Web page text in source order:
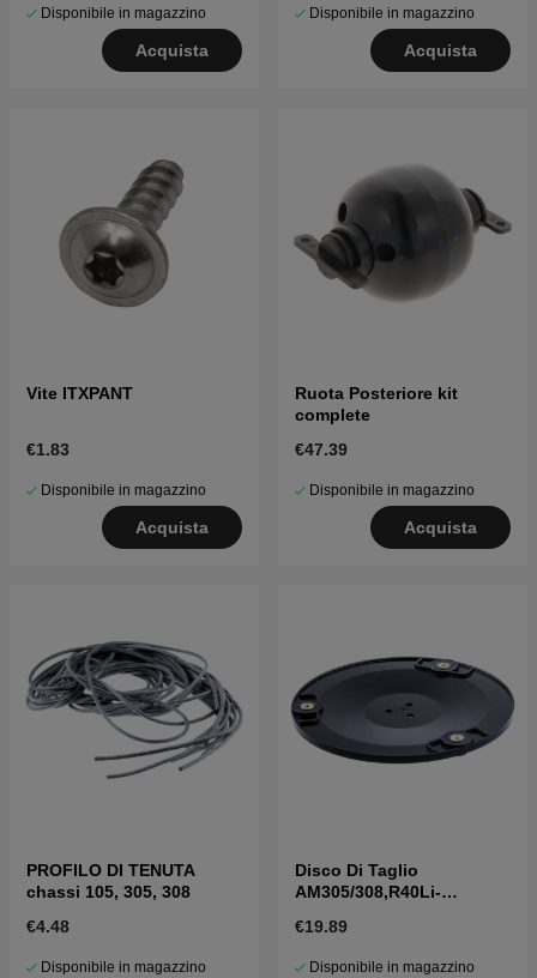
Disponibile in magazzino
Acquista
Disponibile in magazzino
Acquista
Vite ITXPANT
€1.83
Disponibile in magazzino
Acquista
Ruota Posteriore kit
complete
€47.39
Disponibile in magazzino
Acquista
PROFILO DI TENUTA
chassi 105, 305, 308
€4.48
Disponibile in magazzino
Disco Di Taglio
AM305/308,R40Li-
€19.89
Disponibile in magazzino